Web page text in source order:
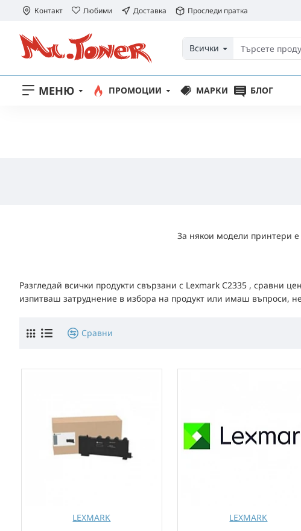
Контакт Любими Доставка Проследи пратка
Всички
МЕНЮ ПРОМОЦИИ МАРКИ БЛОГ
За някои модели принтери
Разгледай всички продукти свързани с Lexmark C2335 , сравни
изпитваш затруднение в избора на продукт или имаш въпроси,
Сравни
LEXMARK LEXMARK